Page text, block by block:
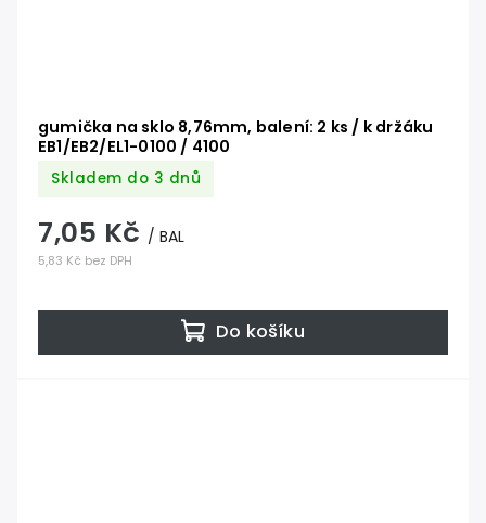
gumička na sklo 8,76mm, balení: 2 ks / k držáku
EB1/EB2/EL1-0100 / 4100
Skladem do 3 dnů
5,83 Kč bez DPH
7,05 Kč / BAL
Do košíku